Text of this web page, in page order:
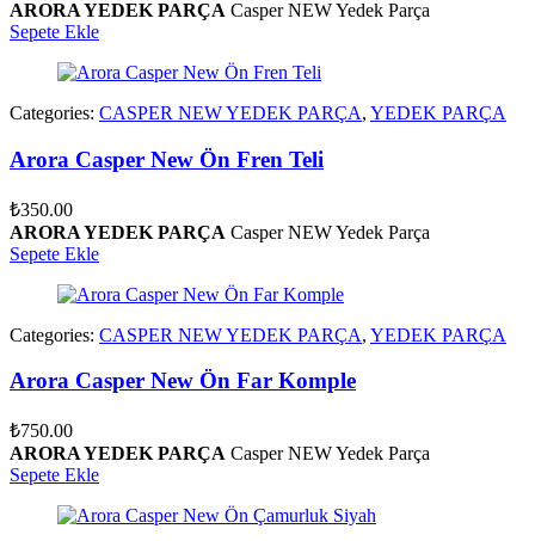
ARORA YEDEK PARÇA Casper NEW Yedek Parça
Sepete Ekle
Categories: CASPER NEW YEDEK PARÇA, YEDEK PARÇA
Arora Casper New Ön Fren Teli
₺350.00
ARORA YEDEK PARÇA Casper NEW Yedek Parça
Sepete Ekle
Categories: CASPER NEW YEDEK PARÇA, YEDEK PARÇA
Arora Casper New Ön Far Komple
₺750.00
ARORA YEDEK PARÇA Casper NEW Yedek Parça
Sepete Ekle